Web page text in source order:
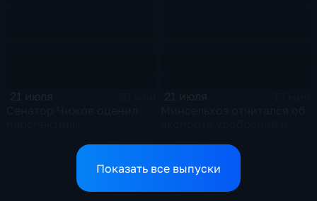
конфликтов на Ближнем
Востоке и диалог с
аграриев топливом
Показать все выпуски